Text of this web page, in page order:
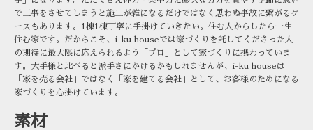
で工事をさせてしまうと施工が雑になるだけではなく思わぬ事故に繋がるケ
ースもあります。1棟1棟丁寧に手掛けていきたい。住む人からしたら一生
住む家です。だからこそ、i-ku houseでは家づくりを託してくださった人
の期待に最大限に応えられるよう「プロ」として家づくりに携わっていま
す。大手様と比べると派手さにかけるかもしれませんが、i-ku houseは
「家を売る会社」ではなく「家を建てる会社」として、お客様のためになる
家づくりを心掛けています。
素材